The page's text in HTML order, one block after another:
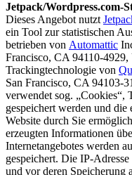
Jetpack/Wordpress.com-
Dieses Angebot nutzt
ein Tool zur statistischen
betrieben von Automattic
Francisco, CA 94110-
Trackingtechnologie von
San Francisco, CA 94103-
verwendet sog. „Cookies“,
gespeichert werden und
Website durch Sie
erzeugten Informationen
Internetangebotes werden
gespeichert. Die IP-
und vor deren Speicherung